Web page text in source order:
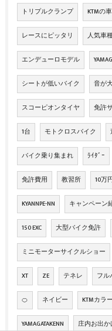
トリプルクランプ KTMの
レースにピッタリ 人気車
エンデューロモデル
シートが低いバイク 音が
スコーピオンタイヤ 免許
1台 モトクロスバイク
バイク乗り集まれ ﾗｲﾀﾞｰ
免許費用 教習所 10万
KYANNPE-NN キャンペーン
150 EXC 大型バイク免許
ミニモーターサイクルショー
XT ZE テネレ フル
🍊 ネイビー KTMカラー
YAMAGATAKENN 庄内お出か